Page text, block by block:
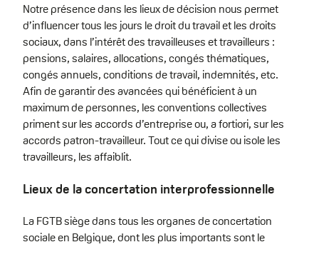
Notre présence dans les lieux de décision nous permet
d’influencer tous les jours le droit du travail et les droits
sociaux, dans l’intérêt des travailleuses et travailleurs :
pensions, salaires, allocations, congés thématiques,
congés annuels, conditions de travail, indemnités, etc.
Afin de garantir des avancées qui bénéficient à un
maximum de personnes, les conventions collectives
priment sur les accords d’entreprise ou, a fortiori, sur les
accords patron-travailleur. Tout ce qui divise ou isole les
travailleurs, les affaiblit.
Lieux de la concertation interprofessionnelle
La FGTB siège dans tous les organes de concertation
sociale en Belgique, dont les plus importants sont le